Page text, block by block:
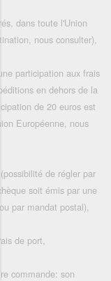
dans toute l'Union
nous consulter),
participation aux frais
en dehors de la
de 20 euros est
Européenne, nous
de régler par
soit émis par une
par mandat postal),
de port,
commande: son